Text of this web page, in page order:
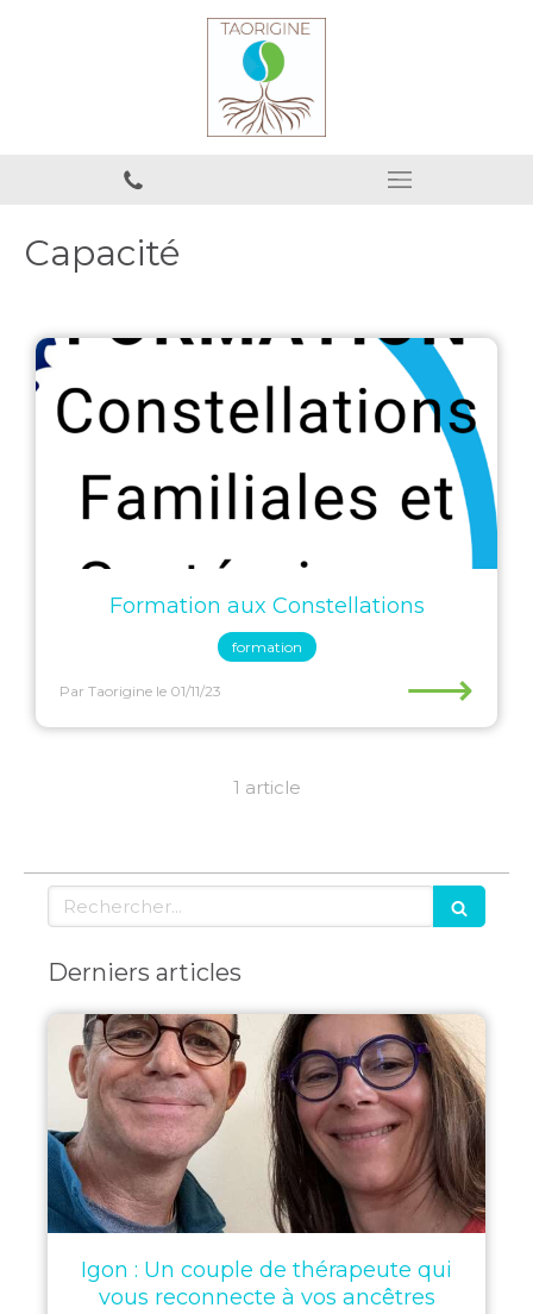
Capacité
Formation aux Constellations
formation
Par Taorigine le 01/11/23 ⟶
1 article
Rechercher
Derniers articles
Igon : Un couple de thérapeute qui
vous reconnecte à vos ancêtres